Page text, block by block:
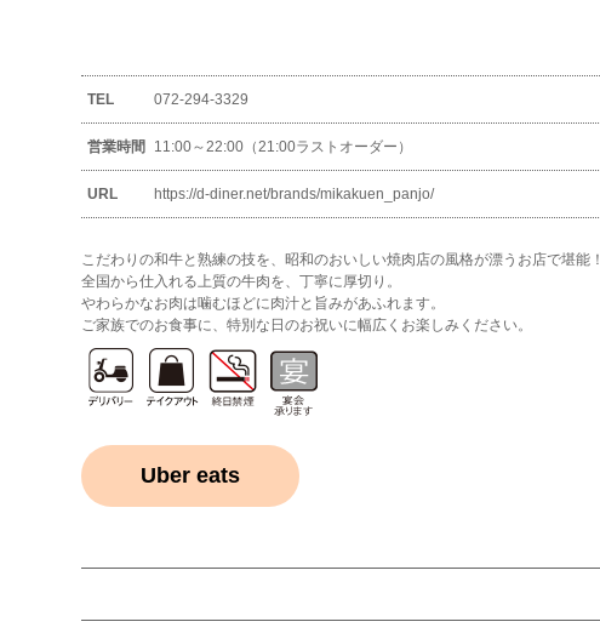
TEL 072-294-3329
営業時間 11:00～22:00（21:00ラストオーダー）
URL https://d-diner.net/brands/mikakuen_panjo/
こだわりの和牛と熟練の技を、昭和のおいしい焼肉店の風格が漂うお店で堪能！
全国から仕入れる上質の牛肉を、丁寧に厚切り。
やわらかなお肉は噛むほどに肉汁と旨みがあふれます。
ご家族でのお食事に、特別な日のお祝いに幅広くお楽しみください。
Uber eats